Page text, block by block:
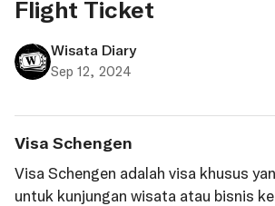
Flight Ticket
Wisata Diary
Sep 12, 2024
Visa Schengen
Visa Schengen adalah visa khusus
untuk kunjungan wisata atau bisnis